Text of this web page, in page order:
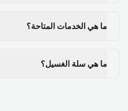
ما هي الخدمات المتاحة؟
ما هي سلة الغسيل؟